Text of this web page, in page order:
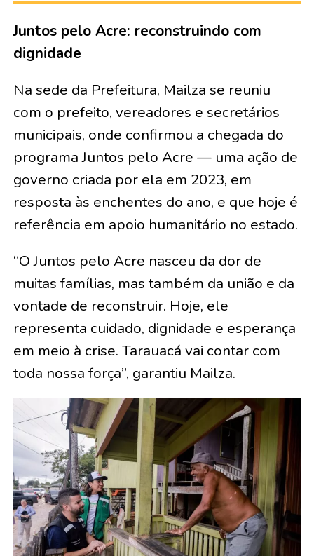
Juntos pelo Acre: reconstruindo com
dignidade
Na sede da Prefeitura, Mailza se reuniu
com o prefeito, vereadores e secretários
municipais, onde confirmou a chegada do
programa Juntos pelo Acre — uma ação de
governo criada por ela em 2023, em
resposta às enchentes do ano, e que hoje é
referência em apoio humanitário no estado.
“O Juntos pelo Acre nasceu da dor de
muitas famílias, mas também da união e da
vontade de reconstruir. Hoje, ele
representa cuidado, dignidade e esperança
em meio à crise. Tarauacá vai contar com
toda nossa força”, garantiu Mailza.